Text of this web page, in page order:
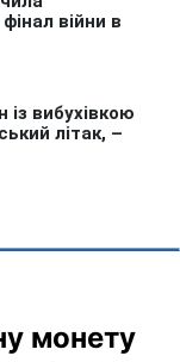
монету